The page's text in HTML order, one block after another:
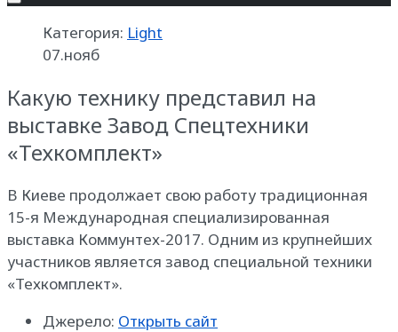
Категория: Light
07.нояб
Какую технику представил на
выставке Завод Cпецтехники
«Техкомплект»
В Киеве продолжает свою работу традиционная
15-я Международная специализированная
выставка Коммунтех-2017. Одним из крупнейших
участников является завод специальной техники
«Техкомплект».
Джерело: Открыть сайт